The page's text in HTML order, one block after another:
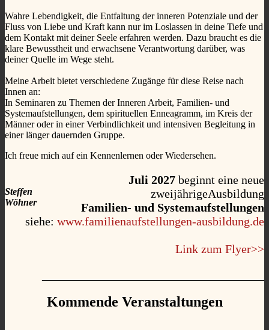
Wahre Lebendigkeit, die Entfaltung der inneren Potenziale und der
Fluss von Liebe und Kraft kann nur im Loslassen in deine Tiefe und
dem Kontakt mit deiner Seele erfahren werden. Dazu braucht es die
klare Bewusstheit und erwachsene Verantwortung darüber, was
deiner Quelle im Wege steht.
Meine Arbeit bietet verschiedene Zugänge für diese Reise nach
Innen an:
In Seminaren zu Themen der Inneren Arbeit, Familien- und
Systemaufstellungen, dem spirituellen Enneagramm, im Kreis der
Männer oder in einer Verbindlichkeit und intensiven Begleitung in
einer länger dauernden Gruppe.
Ich freue mich auf ein Kennenlernen oder Wiedersehen.
Steffen
Wöhner
Juli 2027 beginnt eine neue
zweijährigeAusbildung
Familien- und Systemaufstellungen
siehe: www.familienaufstellungen-ausbildung.de
Link zum Flyer>>
Kommende Veranstaltungen